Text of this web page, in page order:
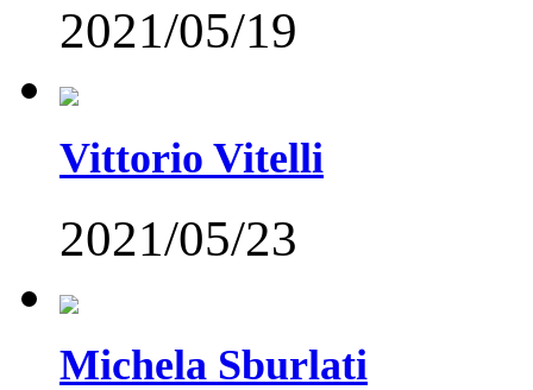
2021/05/19
Vittorio Vitelli
2021/05/23
Michela Sburlati